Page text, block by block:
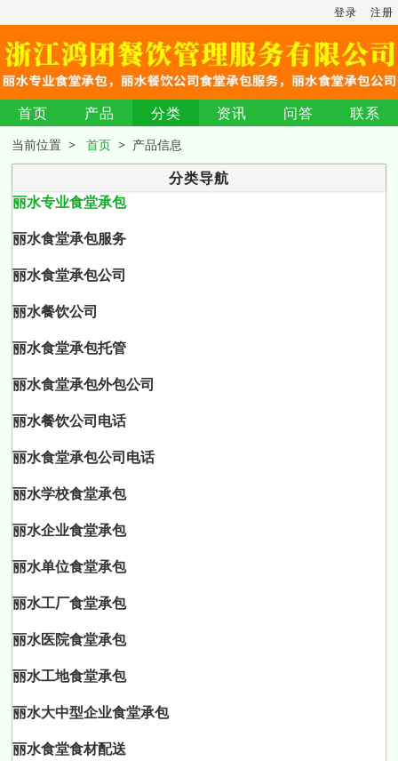
登录 注册
首页 产品 分类 资讯 问答 联系
当前位置 >首页 > 产品信息
分类导航
丽水专业食堂承包
丽水食堂承包服务
丽水食堂承包公司
丽水餐饮公司
丽水食堂承包托管
丽水食堂承包外包公司
丽水餐饮公司电话
丽水食堂承包公司电话
丽水学校食堂承包
丽水企业食堂承包
丽水单位食堂承包
丽水工厂食堂承包
丽水医院食堂承包
丽水工地食堂承包
丽水大中型企业食堂承包
丽水食堂食材配送